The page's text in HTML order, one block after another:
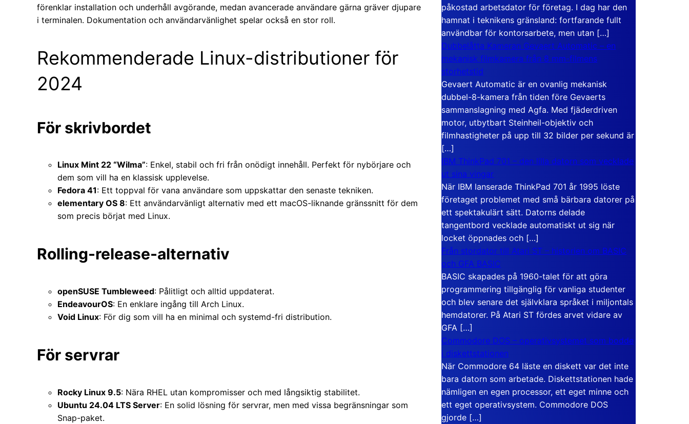
förenklar installation och underhåll avgörande, medan avancerade användare gärna gräver djupare
i terminalen. Dokumentation och användarvänlighet spelar också en stor roll.
Rekommenderade Linux-distributioner för
2024
För skrivbordet
Linux Mint 22 “Wilma”: Enkel, stabil och fri från onödigt innehåll. Perfekt för nybörjare och
dem som vill ha en klassisk upplevelse.
Fedora 41: Ett toppval för vana användare som uppskattar den senaste tekniken.
elementary OS 8: Ett användarvänligt alternativ med ett macOS-liknande gränssnitt för dem
som precis börjat med Linux.
Rolling-release-alternativ
openSUSE Tumbleweed: Pålitligt och alltid uppdaterat.
EndeavourOS: En enklare ingång till Arch Linux.
Void Linux: För dig som vill ha en minimal och systemd-fri distribution.
För servrar
Rocky Linux 9.5: Nära RHEL utan kompromisser och med långsiktig stabilitet.
Ubuntu 24.04 LTS Server: En solid lösning för servrar, men med vissa begränsningar som
Snap-paket.
påkostad arbetsdator för företag. I dag har den
hamnat i teknikens gränsland: fortfarande fullt
användbar för kontorsarbete, men utan […]
Dubbelåtta Kameran Gevaert Automatic – en
mekanisk filmkamera från 8 mm-filmens
storhetstid
Gevaert Automatic är en ovanlig mekanisk
dubbel-8-kamera från tiden före Gevaerts
sammanslagning med Agfa. Med fjäderdriven
motor, utbytbart Steinheil-objektiv och
filmhastigheter på upp till 32 bilder per sekund är
[…]
IBM ThinkPad 701 – den lilla datorn som vecklade
ut sina vingar
När IBM lanserade ThinkPad 701 år 1995 löste
företaget problemet med små bärbara datorer på
ett spektakulärt sätt. Datorns delade
tangentbord vecklade automatiskt ut sig när
locket öppnades och […]
Från stordator till Atari ST – historien om BASIC
och GFA BASIC
BASIC skapades på 1960-talet för att göra
programmering tillgänglig för vanliga studenter
och blev senare det självklara språket i miljontals
hemdatorer. På Atari ST fördes arvet vidare av
GFA […]
Commodore DOS – operativsystemet som bodde
i diskettstationen
När Commodore 64 läste en diskett var det inte
bara datorn som arbetade. Diskettstationen hade
nämligen en egen processor, ett eget minne och
ett eget operativsystem. Commodore DOS
gjorde […]